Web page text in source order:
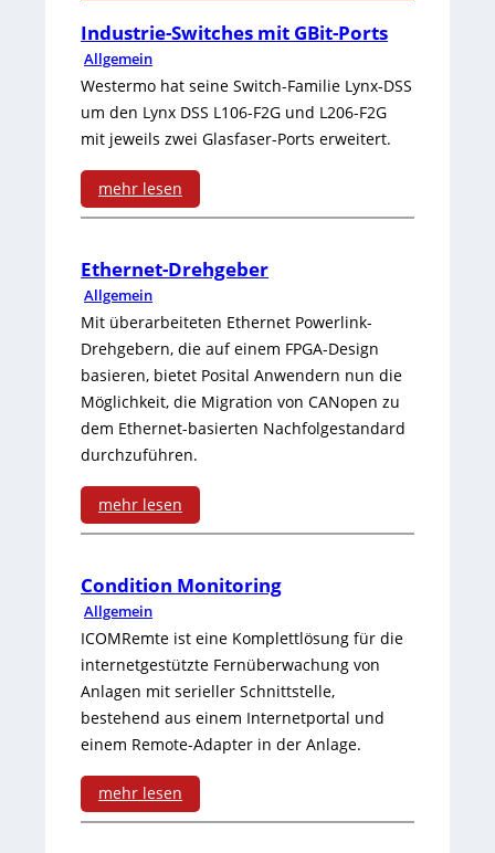
Industrie-Switches mit GBit-Ports
Allgemein
Westermo hat seine Switch-Familie Lynx-DSS
um den Lynx DSS L106-F2G und L206-F2G
mit jeweils zwei Glasfaser-Ports erweitert.
mehr lesen
:
I
n
d
u
s
t
r
i
e
-
S
w
i
t
c
Ethernet-Drehgeber
Allgemein
Mit überarbeiteten Ethernet Powerlink-
Drehgebern, die auf einem FPGA-Design
basieren, bietet Posital Anwendern nun die
Möglichkeit, die Migration von ­CAN­open zu
dem Ethernet-basierten Nachfolgestandard
durchzuführen.
mehr lesen
:
E
t
h
e
r
n
e
Condition Monitoring
Allgemein
ICOMRemte ist eine Komplettlösung für die
internetgestützte Fernüberwachung von
Anlagen mit serieller Schnittstelle,
bestehend aus einem Internetportal und
einem Remote-Adapter in der Anlage.
mehr lesen
: